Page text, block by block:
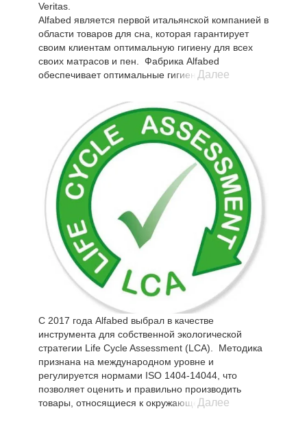
Veritas.
Alfabed является первой итальянской компанией в
области товаров для сна, которая гарантирует
своим клиентам оптимальную гигиену для всех
своих матрасов и пен. Фабрика Alfabed
обеспечивает оптимальные гигиенические
гигиенические условия на всех этапах
производственного цикла: от поставок до
производства и переработки, до упаковки,
отгрузки и доставки.
"Гарантия гигиены для матрасов, пен и подушек”
добавляет еще одну ценность к уже высокому
качеству продукции Alfabed. Bureau Veritas -
ведущая в мире компания по контролю, проверке
и сертификации качества, здоровья и
безопасности окружающей среды и социальной
ответственности, которая отвечает за проверку
соответствия требованиям строгого регламента в
Компании.
Далее
С 2017 года Alfabed выбрал в качестве
инструмента для собственной экологической
стратегии Life Cycle Assessment (LCA). Методика
признана на международном уровне и
регулируется нормами ISO 1404-14044, что
позволяет оценить и правильно производить
товары, относящиеся к окружающей среде.
Далее